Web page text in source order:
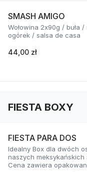
SMASH AMIGO
Wołowina 2x90g / buła
ogórek / salsa de casa
44,00 zł
FIESTA BOXY
FIESTA PARA DOS
Idealny Box dla dwóch
naszych meksykańskich
Cena zawiera